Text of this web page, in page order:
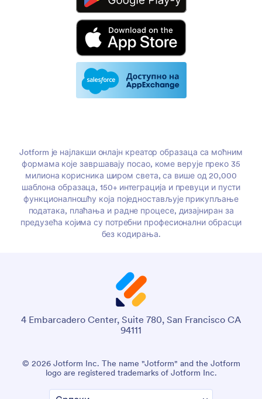
Jotform је најлакши онлајн креатор образаца са моћним
формама које завршавају посао, коме верује преко 35
милиона корисника широм света, са више од 20,000
шаблона образаца, 150+ интеграција и превуци и пусти
функционалношћу која поједностављује прикупљање
података, плаћања и радне процесе, дизајниран за
предузећа којима су потребни професионални обрасци
без кодирања.
4 Embarcadero Center, Suite 780, San Francisco CA
94111
© 2026 Jotform Inc. The name "Jotform" and the Jotform
logo are registered trademarks of Jotform Inc.